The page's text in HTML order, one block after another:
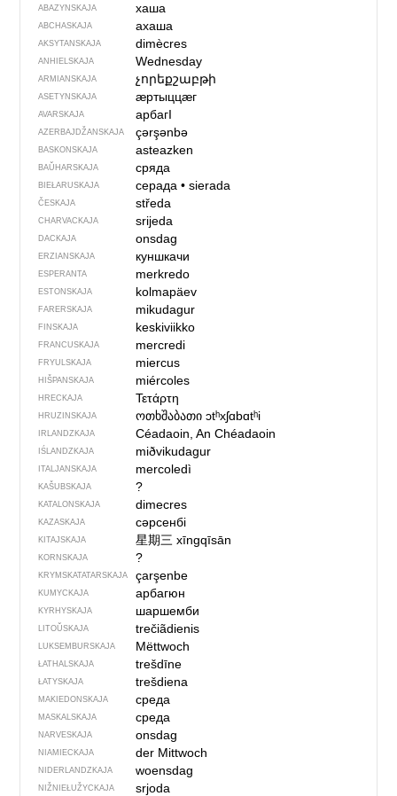
ABAZYNSKAJA хаша
ABCHASKAJA ахаша
AKSYTANSKAJA dimècres
ANHIELSKAJA Wednesday
ARMIANSKAJA չորեքշաբթի
ASETYNSKAJA ӕртыццӕг
AVARSKAJA арбагI
AZERBAJDŽAN­SKAJA çərşənbə
BASKONSKAJA asteazken
BAŬHARSKAJA сряда
BIEŁARUSKAJA серада• sierada
ČESKAJA středa
CHARVACKAJA srijeda
DACKAJA onsdag
ERZIANSKAJA куншкачи
ESPERANTA merkredo
ESTONSKAJA kolmapäev
FARERSKAJA mikudagur
FINSKAJA keskiviikko
FRANCUSKAJA mercredi
FRYULSKAJA miercus
HIŠPANSKAJA miércoles
HRECKAJA Τετάρτη
HRUZINSKAJA ოთხშაბათიɔtʰxʃɑbɑtʰi
IRLANDZKAJA Céadaoin, An Chéadaoin
IŚLANDZKAJA miðvikudagur
ITALJANSKAJA mercoledì
KAŠUBSKAJA ?
KATALONSKAJA dimecres
KAZASKAJA сәрсенбі
KITAJSKAJA 星期三xīngqīsān
KORNSKAJA ?
KRYMSKA­TATARSKAJA çarşenbe
KUMYCKAJA арбагюн
KYRHYSKAJA шаршемби
LITOŬSKAJA trečiãdienis
LUKSEMBURSKAJA Mëttwoch
ŁATHALSKAJA trešdīne
ŁATYSKAJA trešdiena
MAKIEDONSKAJA среда
MASKALSKAJA среда
NARVESKAJA onsdag
NIAMIECKAJA der Mittwoch
NIDERLANDZKAJA woensdag
NIŽNIEŁUŽYCKAJA srjoda